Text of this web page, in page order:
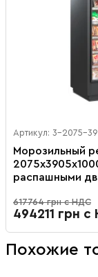
Артикул: 3-2075-
Морозильный
распашными
617764 грн с НДС
494211 грн
Похожие